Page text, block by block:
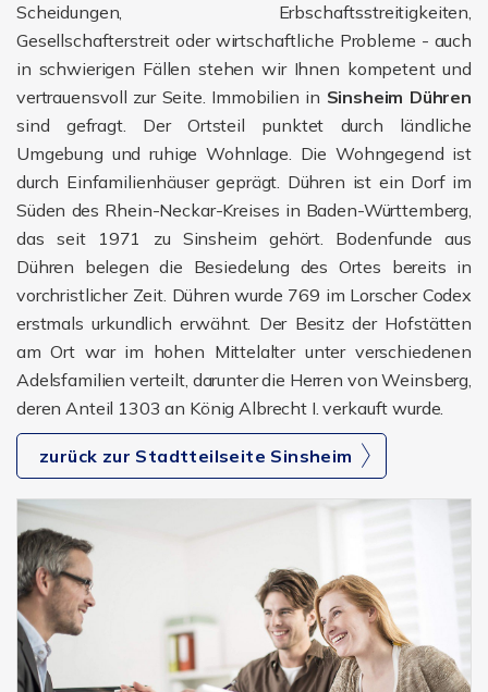
Scheidungen, Erbschaftsstreitigkeiten,
Gesellschafterstreit oder wirtschaftliche Probleme - auch
in schwierigen Fällen stehen wir Ihnen kompetent und
vertrauensvoll zur Seite. Immobilien in Sinsheim Dühren
sind gefragt. Der Ortsteil punktet durch ländliche
Umgebung und ruhige Wohnlage. Die Wohngegend ist
durch Einfamilienhäuser geprägt. Dühren ist ein Dorf im
Süden des Rhein-Neckar-Kreises in Baden-Württemberg,
das seit 1971 zu Sinsheim gehört. Bodenfunde aus
Dühren belegen die Besiedelung des Ortes bereits in
vorchristlicher Zeit. Dühren wurde 769 im Lorscher Codex
erstmals urkundlich erwähnt. Der Besitz der Hofstätten
am Ort war im hohen Mittelalter unter verschiedenen
Adelsfamilien verteilt, darunter die Herren von Weinsberg,
deren Anteil 1303 an König Albrecht I. verkauft wurde.
zurück zur Stadtteilseite Sinsheim